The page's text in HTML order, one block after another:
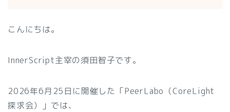
こんにちは。
InnerScript主宰の須田智子です。
2026年6月25日に開催した「PeerLabo（CoreLight
探求会）」では、